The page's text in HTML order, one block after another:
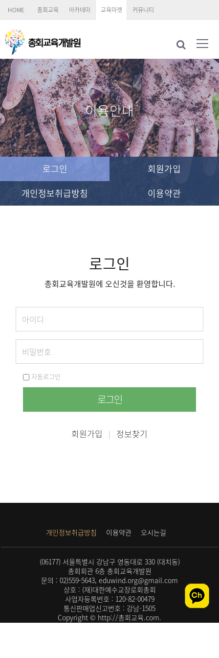
HOME 총회교육 아카데미 교육마켓 커뮤니티
이용안내
로그인
회원가입
개인정보취급방침
이용약관
로그인
총회교육개발원에 오신것을 환영합니다.
자동로그인
로그인
회원가입 | 정보찾기
개인정보취급방침 이용약관 오시는길
(06177) 서울특별시 강남구 영동대로 330 (대치동)
총회회관 6층 총회교육개발원
문의 : 02)559-5643, eduwind.org@gmail.com
상호 : (재)대한예수교장로회총회
사업자등록번호 : 120-82-00479
통신판매업신고번호 : 강남-1505
Copyright © http://총회교육.com.